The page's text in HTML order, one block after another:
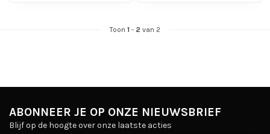
Toon 1 - 2 van 2
ABONNEER JE OP ONZE NIEUWSBRIEF
Blijf op de hoogte over onze laatste acties